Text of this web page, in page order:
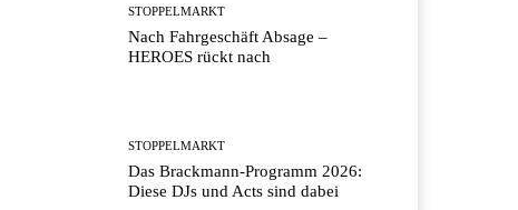
STOPPELMARKT
Nach Fahrgeschäft Absage –
HEROES rückt nach
STOPPELMARKT
Das Brackmann-Programm 2026:
Diese DJs und Acts sind dabei